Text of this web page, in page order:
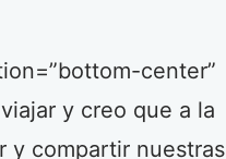
center”
y creo que a la
y compartir nuestras